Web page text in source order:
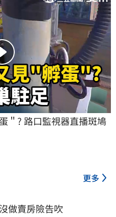
＂? 路口監視器直播斑鳩
更多
做賣房險告吹